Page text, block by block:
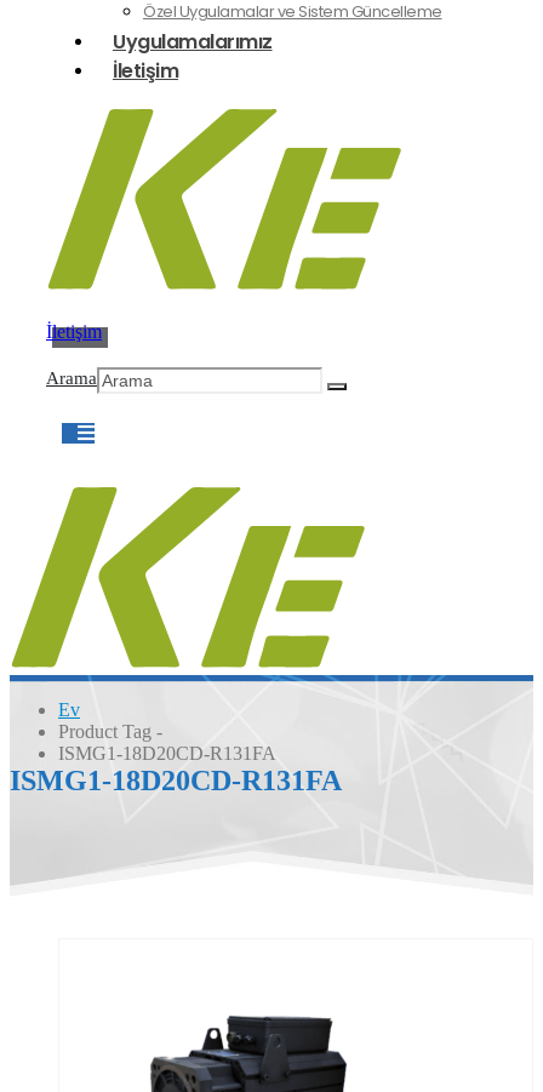
Özel Uygulamalar ve Sistem Güncelleme
Uygulamalarımız
İletişim
İletişim
Arama
Ev
Product Tag -
ISMG1-18D20CD-R131FA
ISMG1-18D20CD-R131FA